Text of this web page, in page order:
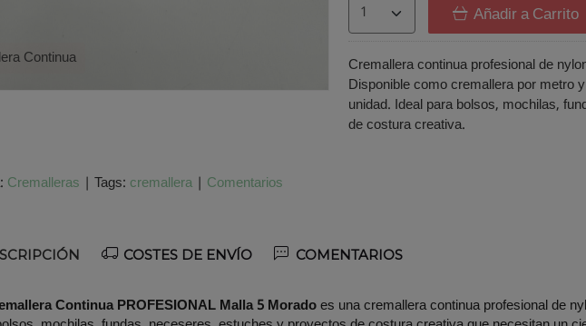
Continua
Añadir a Carrito
Cremallera continua profesional de
Disponible como cremallera por metro
unidad. Ideal para bolsos, mochilas,
de costura creativa.
Cremalleras | Tags: cremallera | Comentarios
COSTES DE ENVÍO COMENTARIOS
Continua PROFESIONAL Malla 5 Moradoes una cremallera continua profesional de